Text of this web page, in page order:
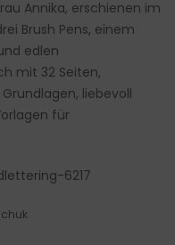
Annika, erschienen im
Brush Pens, einem
edlen
mit 32 Seiten,
liebevoll
für
6217